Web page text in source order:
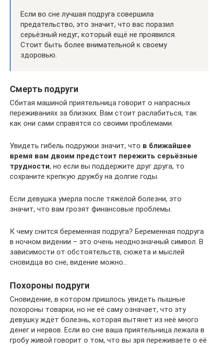
Если во сне лучшая подруга совершила
предательство, это значит, что вас поразил
серьёзный недуг, который ещё не проявился.
Стоит быть более внимательной к своему
здоровью.
Смерть подруги
Сбитая машиной приятельница говорит о напрасных
переживаниях за близких. Вам стоит раслабиться, так
как они сами справятся со своими проблемами.
Увидеть гибель подружки значит, что в ближайшее
время вам двоим предстоит пережить серьёзные
трудности, но если вы поддержите друг друга, то
сохраните крепкую дружбу на долгие годы.
Если девушка умерла после тяжёлой болезни, это
значит, что вам грозят финансовые проблемы.
К чему снится беременная подруга? Беременная подруга
в ночном видении – это очень неоднозначный символ. В
зависимости от обстоятельств, сюжета и мыслей
сновидца во сне, видение можно…
Похороны подруги
Сновидение, в котором пришлось увидеть пышные
похороны товарки, но не её саму означает, что эту
девушку ждёт болезнь, которая вытянет из неё много
денег и нервов. Если во сне ваша приятельница лежала в
гробу живой говорит о том, что вы зря переживаете о её